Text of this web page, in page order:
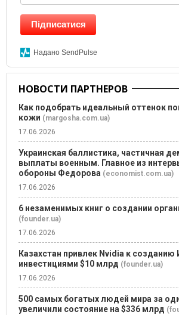
Підписатися
Надано SendPulse
НОВОСТИ ПАРТНЕРОВ
Как подобрать идеальный оттенок
кожи (margosha.com.ua)
17.06.2026
Украинская баллистика, частичная
выплаты военным. Главное из
обороны Федорова (economist.com.ua)
17.06.2026
6 незаменимых книг о создании
(founder.ua)
17.06.2026
Казахстан привлек Nvidia к созданию
инвестициями $10 млрд (founder.ua)
17.06.2026
500 самых богатых людей мира за
увеличили состояние на $336 млрд